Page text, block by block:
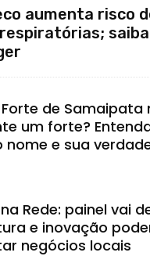
aumenta risco
de Samaipata
um forte?
nome e sua
Rede: painel vai
e inovação
negócios locais